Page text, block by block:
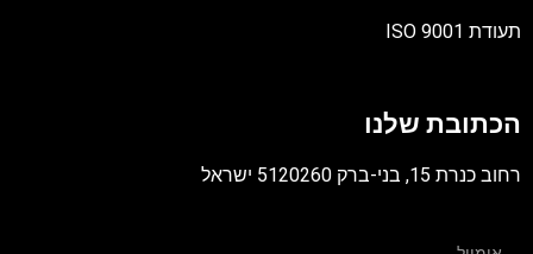
תעודת ISO 9001
PDF
הכתובת שלנו
רחוב כנרת 15, בני-ברק 5120260 ישראל